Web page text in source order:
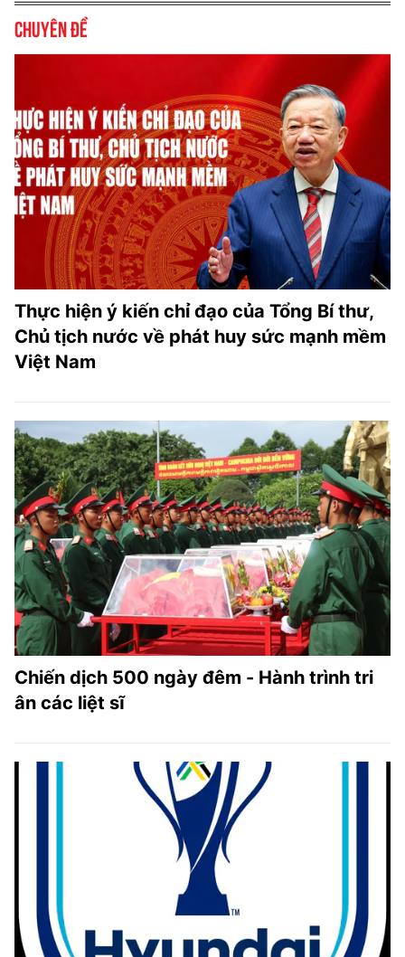
Chuyên đề
Thực hiện ý kiến chỉ đạo của Tổng Bí thư,
Chủ tịch nước về phát huy sức mạnh mềm
Việt Nam
Chiến dịch 500 ngày đêm - Hành trình tri
ân các liệt sĩ